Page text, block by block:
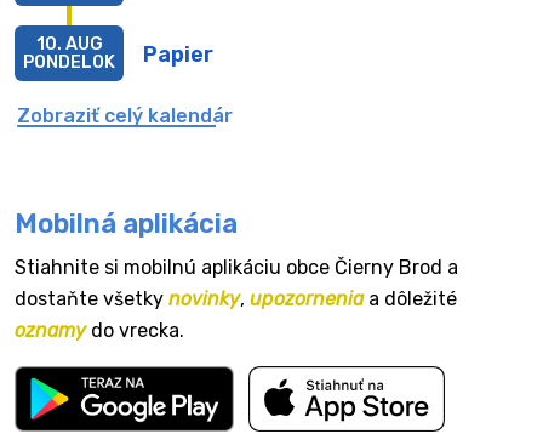
Papier
10. AUG
PONDELOK
Zobraziť celý kalendár
Mobilná aplikácia
Stiahnite si mobilnú aplikáciu obce Čierny Brod a
dostaňte všetky novinky, upozorneniaa dôležité
oznamydo vrecka.